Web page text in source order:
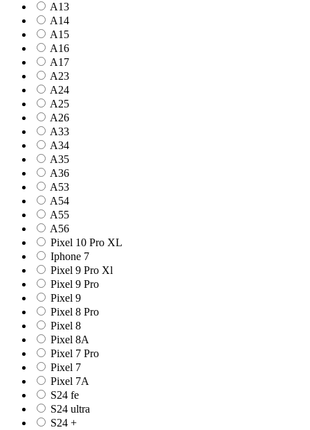
A13
A14
A15
A16
A17
A23
A24
A25
A26
A33
A34
A35
A36
A53
A54
A55
A56
Pixel 10 Pro XL
Iphone 7
Pixel 9 Pro Xl
Pixel 9 Pro
Pixel 9
Pixel 8 Pro
Pixel 8
Pixel 8A
Pixel 7 Pro
Pixel 7
Pixel 7A
S24 fe
S24 ultra
S24 +